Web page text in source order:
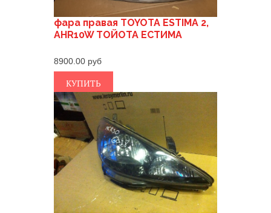
фара правая TOYOTA ESTIMA 2,
AHR10W ТОЙОТА ЕСТИМА
8900.00
КУПИТЬ